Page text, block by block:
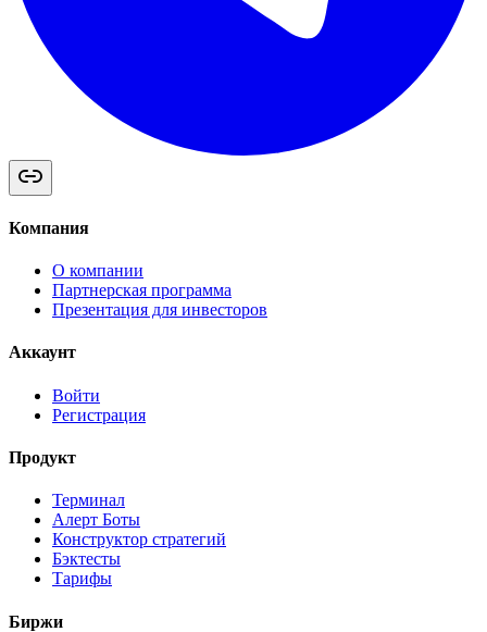
Компания
О компании
Партнерская программа
Презентация для инвесторов
Аккаунт
Войти
Регистрация
Продукт
Терминал
Алерт Боты
Конструктор стратегий
Бэктесты
Тарифы
Биржи